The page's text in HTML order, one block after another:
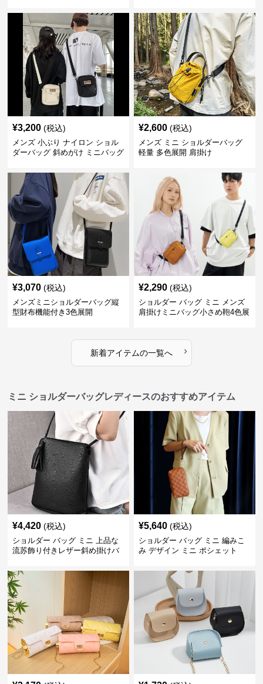
¥3,200 (税込)
メンズ 小ぶり ナイロン ショル
ダーバッグ 斜めがけ ミニバッグ
¥2,600 (税込)
メンズ ミニ ショルダーバッグ
軽量 多色展開 肩掛け
¥3,070 (税込)
メンズミニショルダーバッグ縦
型財布機能付き3色展開
¥2,290 (税込)
ショルダー バッグ ミニ メンズ
肩掛けミニバッグ小さめ鞄4色展
新着アイテムの一覧へ ›
ミニ ショルダーバッグレディースのおすすめアイテム
¥4,420 (税込)
ショルダー バッグ ミニ 上品な
流苏飾り付きレザー斜め掛けバ
¥5,640 (税込)
ショルダー バッグ ミニ 編みこ
み デザイン ミニ ポシェット